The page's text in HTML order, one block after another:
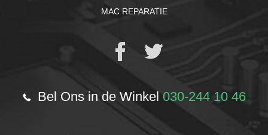
MAC REPARATIE
Bel Ons in de Winkel 030-244 10 46